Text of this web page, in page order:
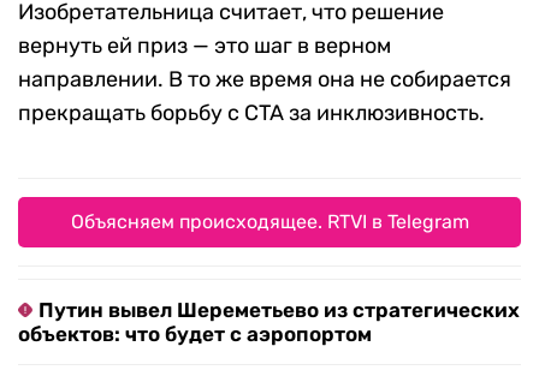
Изобретательница считает, что решение
вернуть ей приз — это шаг в верном
направлении. В то же время она не собирается
прекращать борьбу с CTA за инклюзивность.
Объясняем происходящее. RTVI в Telegram
Путин вывел Шереметьево из стратегических
объектов: что будет с аэропортом